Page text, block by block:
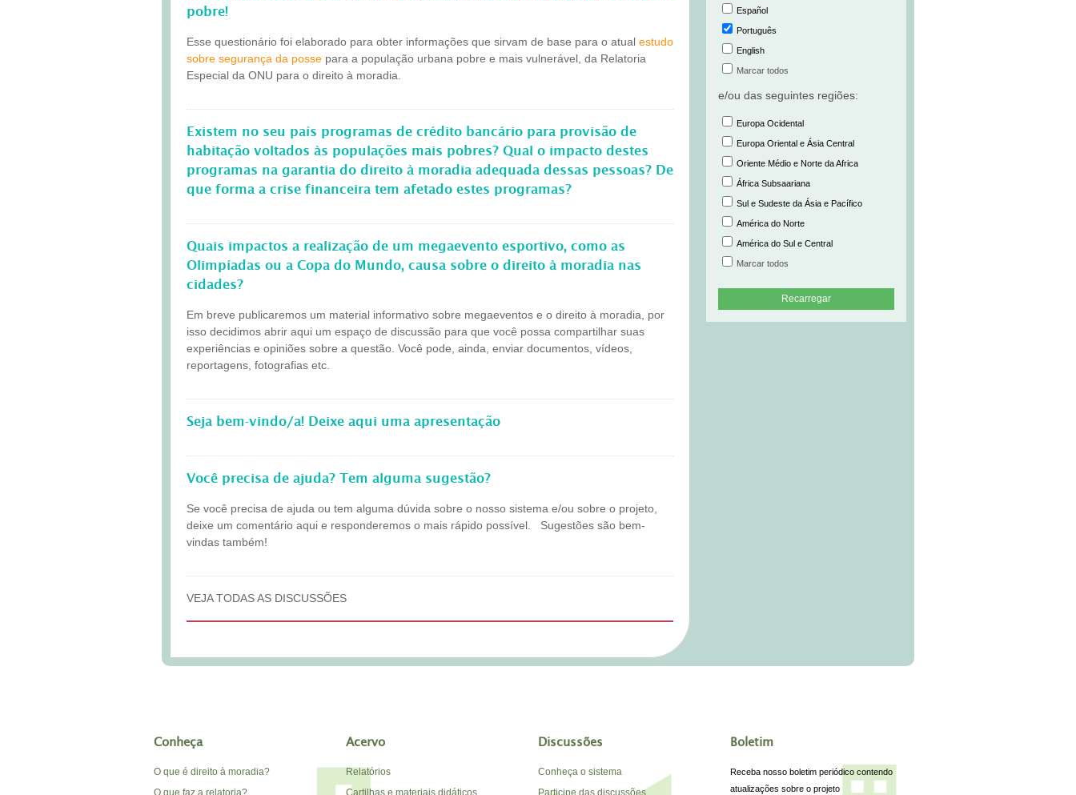
pobre!
Esse questionário foi elaborado para obter informações que sirvam de base para o atual estudo
sobre segurança da posse para a população urbana pobre e mais vulnerável, da Relatoria
Especial da ONU para o direito à moradia.
Existem no seu país programas de crédito bancário para provisão de
habitação voltados às populações mais pobres? Qual o impacto destes
programas na garantia do direito à moradia adequada dessas pessoas? De
que forma a crise financeira tem afetado estes programas?
Quais impactos a realização de um megaevento esportivo, como as
Olimpíadas ou a Copa do Mundo, causa sobre o direito à moradia nas
cidades?
Em breve publicaremos um material informativo sobre megaeventos e o direito à moradia, por
isso decidimos abrir aqui um espaço de discussão para que você possa compartilhar suas
experiências e opiniões sobre a questão. Você pode, ainda, enviar documentos, vídeos,
reportagens, fotografias etc.
Seja bem-vindo/a! Deixe aqui uma apresentação
Você precisa de ajuda? Tem alguma sugestão?
Se você precisa de ajuda ou tem alguma dúvida sobre o nosso sistema e/ou sobre o projeto,
deixe um comentário aqui e responderemos o mais rápido possível. Sugestões são bem-
vindas também!
VEJA TODAS AS DISCUSSÕES
Español
Português
English
Marcar todos
e/ou das seguintes regiões:
Europa Ocidental
Europa Oriental e Ásia Central
Oriente Médio e Norte da Africa
África Subsaariana
Sul e Sudeste da Ásia e Pacífico
América do Norte
América do Sul e Central
Marcar todos
Recarregar
Conheça
O que é direito à moradia?
O que faz a relatoria?
Acervo
Relatórios
Cartilhas e materiais didáticos
Discussões
Conheça o sistema
Participe das discussões
Boletim
Receba nosso boletim periódico contendo
atualizações sobre o projeto